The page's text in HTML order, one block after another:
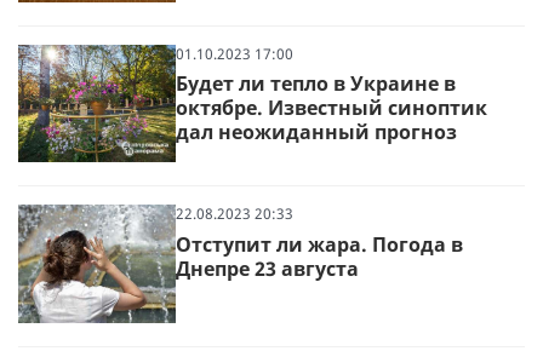
01.10.2023 17:00
Будет ли тепло в Украине в
октябре. Известный синоптик
дал неожиданный прогноз
22.08.2023 20:33
Отступит ли жара. Погода в
Днепре 23 августа